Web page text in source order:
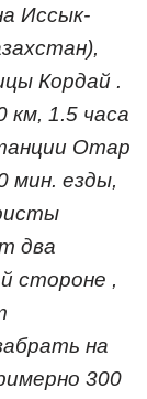
Иссык-
Кордай .
км, 1.5 часа
Отар
мин. езды,
два
стороне ,
на
300